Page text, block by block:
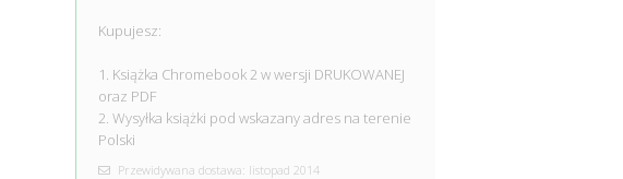
Kupujesz:
1. Książka Chromebook 2 w wersji DRUKOWANEJ
oraz PDF
2. Wysyłka książki pod wskazany adres na terenie
Polski
Przewidywana dostawa: listopad 2014